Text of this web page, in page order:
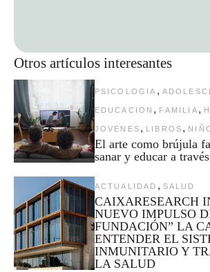
Otros artículos interesantes
PSICOLOGIA ,
EDUCACION , FAMILIA ,
JOVENES , LIBROS ,
El arte como brújula
sanar y educar a
ACTUALIDAD , SALUD
CAIXARESEARCH
NUEVO IMPULSO
FUNDACIÓN” LA
ENTENDER EL
INMUNITARIO Y
LA SALUD